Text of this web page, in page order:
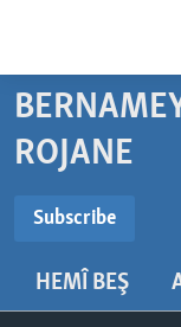
Yekser
here
naveroka
Yekser
Malpera
NÛÇE
VÎDYO GALERÎ
HERÊMÊN KURDAN
TIRKÎYE
ROJANE
Subscribe
HEMÎ BEŞ